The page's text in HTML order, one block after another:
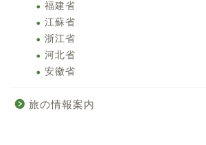
福建省
江蘇省
浙江省
河北省
安徽省
旅の情報案内